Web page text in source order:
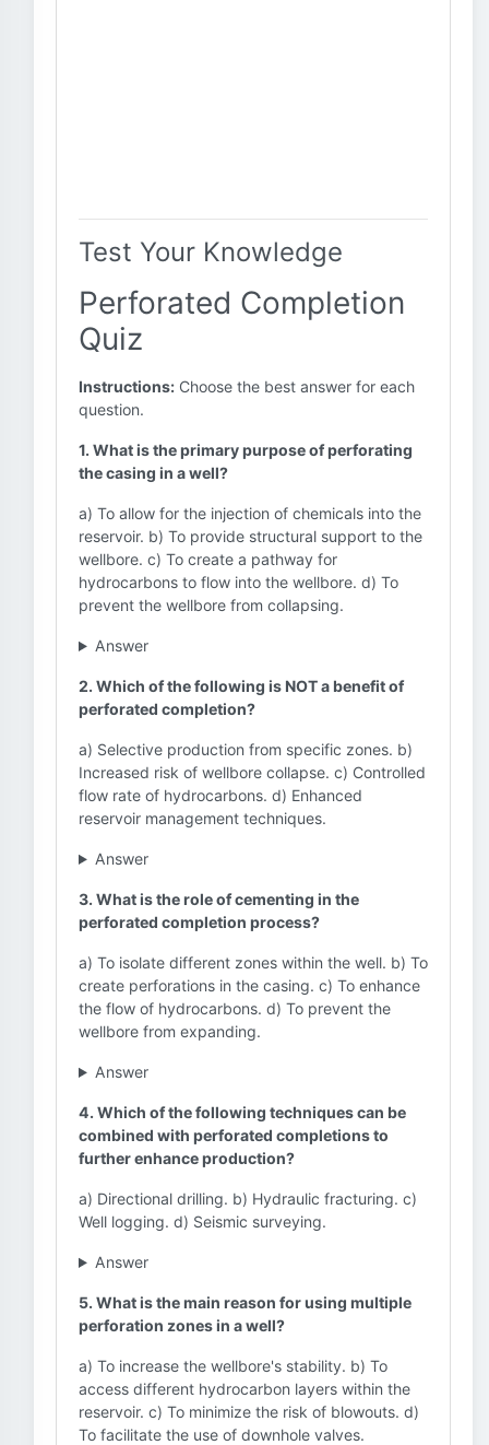
Test Your Knowledge
Perforated Completion
Quiz
Instructions: Choose the best answer for each
question.
1. What is the primary purpose of perforating
the casing in a well?
a) To allow for the injection of chemicals into the
reservoir. b) To provide structural support to the
wellbore. c) To create a pathway for
hydrocarbons to flow into the wellbore. d) To
prevent the wellbore from collapsing.
Answer
2. Which of the following is NOT a benefit of
perforated completion?
a) Selective production from specific zones. b)
Increased risk of wellbore collapse. c) Controlled
flow rate of hydrocarbons. d) Enhanced
reservoir management techniques.
Answer
3. What is the role of cementing in the
perforated completion process?
a) To isolate different zones within the well. b) To
create perforations in the casing. c) To enhance
the flow of hydrocarbons. d) To prevent the
wellbore from expanding.
Answer
4. Which of the following techniques can be
combined with perforated completions to
further enhance production?
a) Directional drilling. b) Hydraulic fracturing. c)
Well logging. d) Seismic surveying.
Answer
5. What is the main reason for using multiple
perforation zones in a well?
a) To increase the wellbore's stability. b) To
access different hydrocarbon layers within the
reservoir. c) To minimize the risk of blowouts. d)
To facilitate the use of downhole valves.